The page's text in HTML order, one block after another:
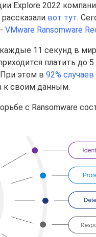
Explore 2022
вот тут.
VMware Ransomware
11 секунд в
платить до
этом в 92% случаев
к своим данным.
с Ransomware